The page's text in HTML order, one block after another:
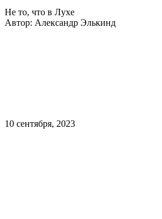
Не то, что в Лухе
Автор: Александр Элькинд
10 сентября, 2023